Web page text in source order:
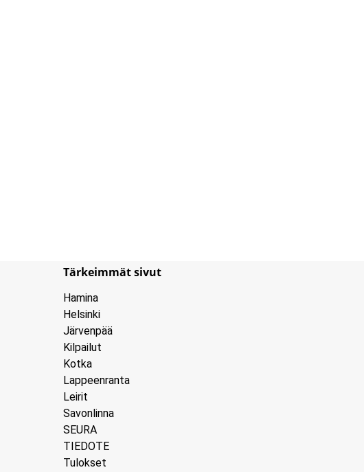
Tärkeimmät sivut
Hamina
Helsinki
Järvenpää
Kilpailut
Kotka
Lappeenranta
Leirit
Savonlinna
SEURA
TIEDOTE
Tulokset